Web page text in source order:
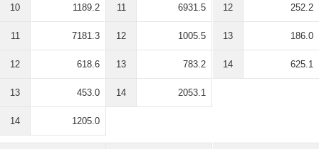
10 1189.2
11 7181.3
12 618.6
13 453.0
14 1205.0
11 6931.5
12 1005.5
13 783.2
14 2053.1
12 252.2
13 186.0
14 625.1